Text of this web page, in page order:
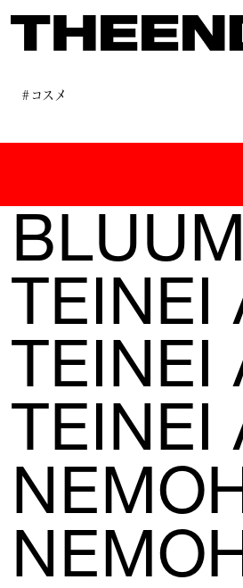
NEWS
May, 01, 2026
「ADC年鑑 日本のアート
2025」に作品が掲載され
WORK121
#コスメ
BLUUM